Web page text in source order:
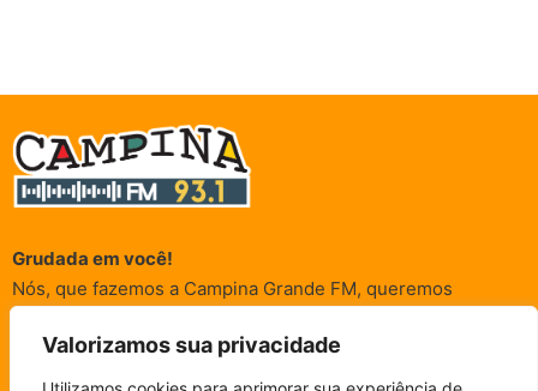
Valorizamos sua privacidade
Grudada em você!
Nós, que fazemos a Campina Grande FM, queremos
acompanham sempre. É para vocês que a Rádio existe e por
vocês que as informações (informativas, de entretenimento,